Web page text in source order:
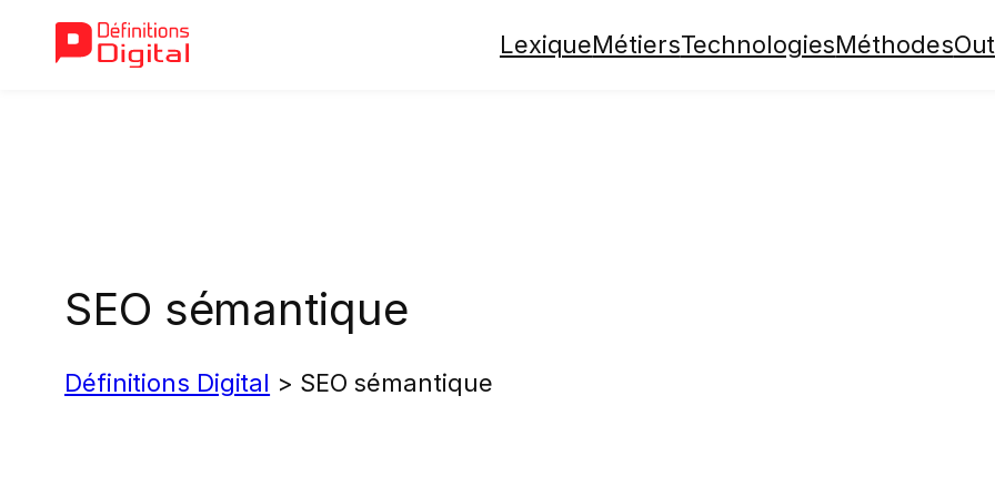
LexiqueMétiersTechnologiesMéthodes
SEO sémantique
Définitions Digital > SEO sémantique